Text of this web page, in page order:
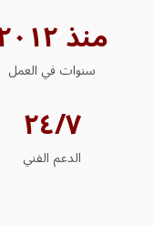
منذ ٢٠١٢
سنوات في العمل
٢٤/٧
الدعم الفني